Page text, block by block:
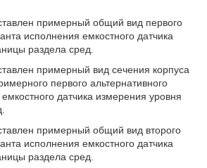
примерный общий вид первого
исполнения емкостного датчика
раздела сред.
примерный вид сечения корпуса
первого альтернативного
датчика измерения уровня
примерный общий вид второго
исполнения емкостного датчика
раздела сред.